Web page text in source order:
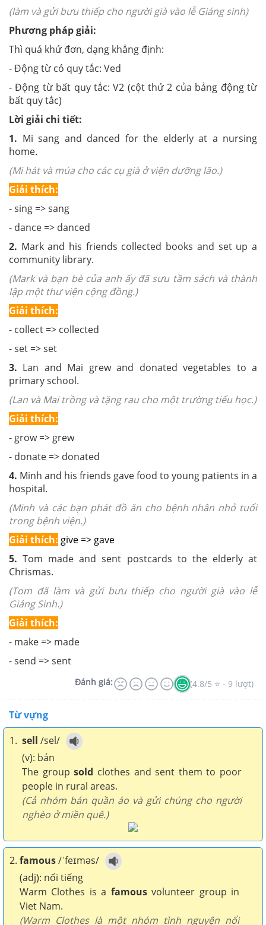
(làm và gửi bưu thiếp cho người già vào lễ Giáng sinh)
Phương pháp giải:
Thì quá khứ đơn, dạng khẳng định:
- Động từ có quy tắc: Ved
- Động từ bất quy tắc: V2 (cột thứ 2 của bảng động từ
bất quy tắc)
Lời giải chi tiết:
1. Mi sang and danced for the elderly at a nursing
home.
(Mi hát và múa cho các cụ già ở viện dưỡng lão.)
Giải thích:
- sing => sang
- dance => danced
2. Mark and his friends collected books and set up a
community library.
(Mark và bạn bè của anh ấy đã sưu tầm sách và thành
lập một thư viện cộng đồng.)
Giải thích:
- collect => collected
- set => set
3. Lan and Mai grew and donated vegetables to a
primary school.
(Lan và Mai trồng và tặng rau cho một trường tiểu học.)
Giải thích:
- grow => grew
- donate => donated
4. Minh and his friends gave food to young patients in a
hospital.
(Minh và các bạn phát đồ ăn cho bệnh nhân nhỏ tuổi
trong bệnh viện.)
Giải thích: give => gave
5. Tom made and sent postcards to the elderly at
Chrismas.
(Tom đã làm và gửi bưu thiếp cho người già vào lễ
Giáng Sinh.)
Giải thích:
- make => made
- send => sent
Đánh giá: (4.8/5 ⭐ - 9 lượt)
Từ vựng
1. sell /sel/
(v): bán
The groupsold clothes and sent them to poor
people in rural areas.
(Cả nhóm bán quần áo và gửi chúng cho người
nghèo ở miền quê.)
2. famous/ˈfeɪməs/
(adj): nổi tiếng
Warm Clothes is a famousvolunteer group in
Viet Nam.
(Warm Clothes là một nhóm tình nguyện nổi